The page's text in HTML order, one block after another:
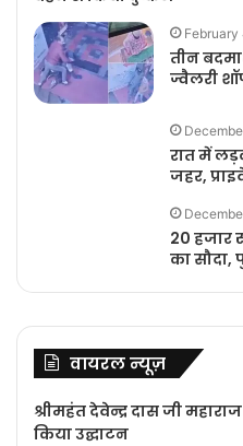
तीन
ज्वैलरी
रात में
जहर,
20 हजार
का
वायरल न्यूज़
श्रीमहंत देवेन्द्र दास जी
किया उद्घाटन